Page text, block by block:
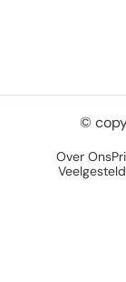
©
Over Ons